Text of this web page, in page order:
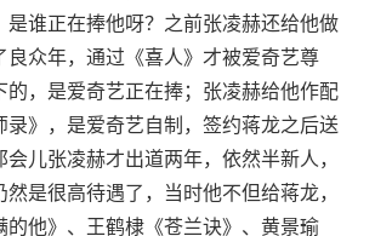
是谁正在捧他呀？之前张凌赫还给他做
良众年，通过《喜人》才被爱奇艺尊
的，是爱奇艺正在捧；张凌赫给他作配
录》，是爱奇艺自制，签约蒋龙之后送
儿张凌赫才出道两年，依然半新人，
是很高待遇了，当时他不但给蒋龙，
的他》、王鹤棣《苍兰诀》、黄景瑜